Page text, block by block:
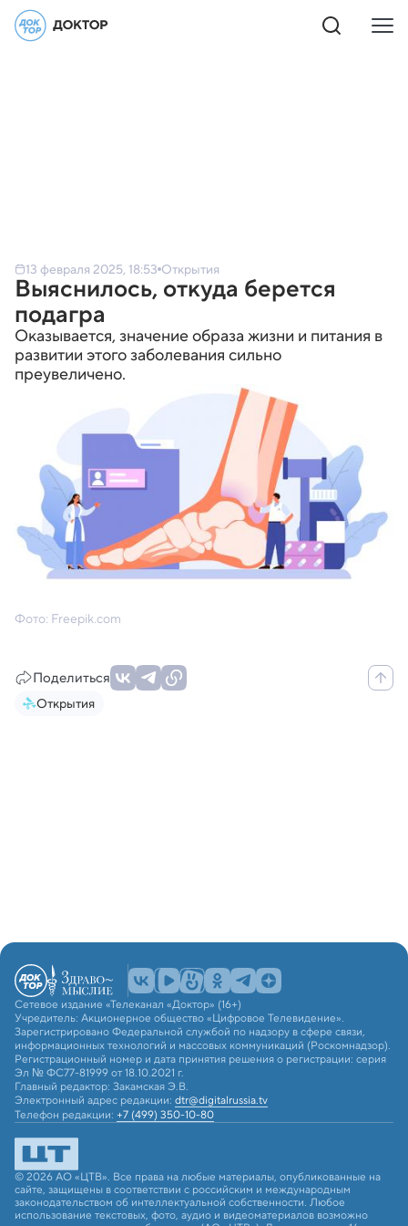
13 февраля 2025, 18:53 Открытия
Выяснилось, откуда берется
подагра
Оказывается, значение образа жизни и питания в
развитии этого заболевания сильно
преувеличено.
Фото: Freepik.com
Поделиться
Открытия
Сетевое издание «Телеканал «Доктор» (16+)
Учредитель: Акционерное общество «Цифровое Телевидение».
Зарегистрировано Федеральной службой по надзору в сфере связи,
информационных технологий и массовых коммуникаций (Роскомнадзор).
Регистрационный номер и дата принятия решения о регистрации: серия
Эл № ФС77-81999 от 18.10.2021 г.
Главный редактор: Закамская Э.В.
Электронный адрес редакции: dtr@digitalrussia.tv
Телефон редакции: +7 (499) 350-10-80
© 2026 АО «ЦТВ». Все права на любые материалы, опубликованные на
сайте, защищены в соответствии с российским и международным
законодательством об интеллектуальной собственности. Любое
использование текстовых, фото, аудио и видеоматериалов возможно